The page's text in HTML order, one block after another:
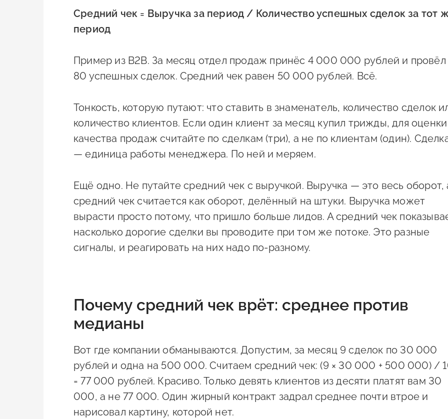
Средний чек = Выручка за период / Количество успешных сделок за тот
период
Пример из B2B. За месяц отдел продаж принёс 4 000 000 рублей и провёл
80 успешных сделок. Средний чек равен 50 000 рублей. Всё.
Тонкость, которую путают: что ставить в знаменатель, количество сделок
количество клиентов. Если один клиент за месяц купил трижды, для оценки
качества продаж считайте по сделкам (три), а не по клиентам (один).
— единица работы менеджера. По ней и меряем.
Ещё одно. Не путайте средний чек с выручкой. Выручка — это весь оборот,
средний чек считается как оборот, делённый на штуки. Выручка может
вырасти просто потому, что пришло больше лидов. А средний чек
насколько дорогие сделки вы проводите при том же потоке. Это разные
сигналы, и реагировать на них надо по-разному.
Почему средний чек врёт: среднее против
медианы
Вот где компании обманываются. Допустим, за месяц 9 сделок по 30 000
рублей и одна на 500 000. Считаем средний чек: (9 × 30 000 + 500 000) /
= 77 000 рублей. Красиво. Только девять клиентов из десяти платят вам 30
000, а не 77 000. Один жирный контракт задрал среднее почти втрое и
нарисовал картину, которой нет.